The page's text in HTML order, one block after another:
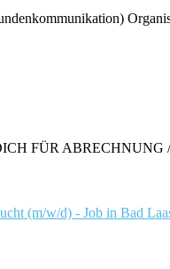
FÜR ABRECHNUNG
(m/w/d) - Job in Bad